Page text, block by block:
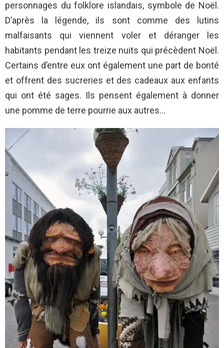
personnages du folklore islandais, symbole de Noël.
D’après la légende, ils sont comme des lutins
malfaisants qui viennent voler et déranger les
habitants pendant les treize nuits qui précèdent Noël.
Certains d’entre eux ont également une part de bonté
et offrent des sucreries et des cadeaux aux enfants
qui ont été sages. Ils pensent également à donner
une pomme de terre pourrie aux autres…